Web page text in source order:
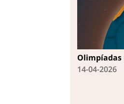
Olimpíadas
14-04-2026